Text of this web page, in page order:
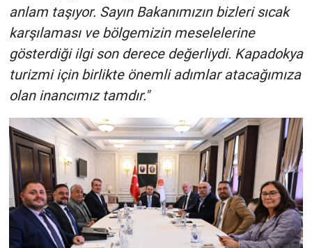
anlam taşıyor. Sayın Bakanımızın bizleri sıcak
karşılaması ve bölgemizin meselelerine
gösterdiği ilgi son derece değerliydi. Kapadokya
turizmi için birlikte önemli adımlar atacağımıza
olan inancımız tamdır."